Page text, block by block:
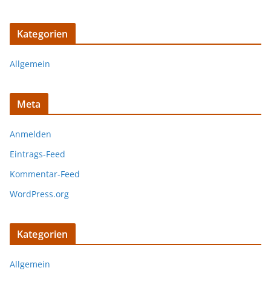
Kategorien
Allgemein
Meta
Anmelden
Eintrags-Feed
Kommentar-Feed
WordPress.org
Kategorien
Allgemein